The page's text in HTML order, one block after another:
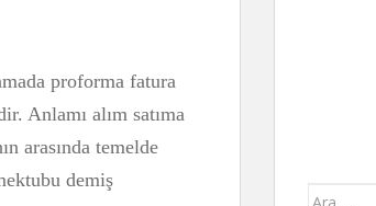
proforma fatura
Anlamı alım satıma
arasında temelde
demiş
Arama